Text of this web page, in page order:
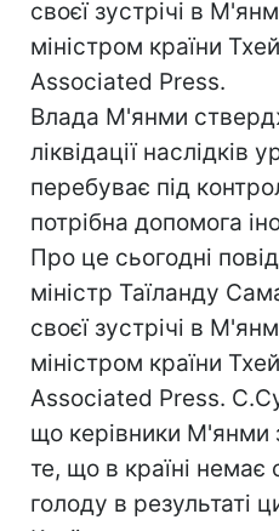
своєї зустрічі в
міністром країни
Associated Press.
Влада М'янми
ліквідації наслідків
перебуває під
потрібна допомога
Про це сьогодні
міністр Таїланду
своєї зустрічі в
міністром країни
Associated Press.
що керівники М'янми
те, що в країні немає
голоду в результаті